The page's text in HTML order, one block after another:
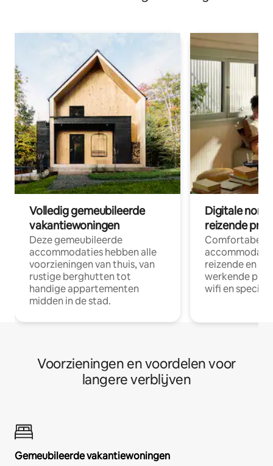
Volledig gemeubileerde
vakantiewoningen
Deze gemeubileerde
accommodaties hebben alle
voorzieningen van thuis, van
rustige berghutten tot
handige appartementen
midden in de stad.
Digitale
reizende
Comfortabele
reizende en
werkende
wifi en
Voorzieningen en voordelen voor
langere verblijven
Gemeubileerde vakantiewoningen